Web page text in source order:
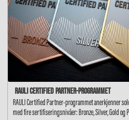
RAULI Certified Partner-programmet
RAULI Certified Partner-programmet anerkjenner
med fire sertifiseringsnivåer: Bronze, Silver, Gold og